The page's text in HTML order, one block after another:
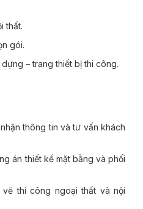
thất.
gói.
– trang thiết bị thi công.
thông tin và tư vấn khách
án thiết kế mặt bằng và phối
vẽ thi công ngoại thất và nội